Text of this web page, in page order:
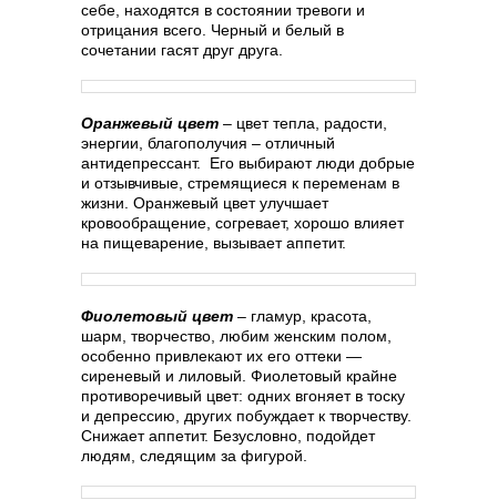
себе, находятся в состоянии тревоги и
отрицания всего. Черный и белый в
сочетании гасят друг друга.
Оранжевый цвет – цвет тепла, радости,
энергии, благополучия – отличный
антидепрессант. Его выбирают люди добрые
и отзывчивые, стремящиеся к переменам в
жизни. Оранжевый цвет улучшает
кровообращение, согревает, хорошо влияет
на пищеварение, вызывает аппетит.
Фиолетовый цвет – гламур, красота,
шарм, творчество, любим женским полом,
особенно привлекают их его оттеки —
сиреневый и лиловый. Фиолетовый крайне
противоречивый цвет: одних вгоняет в тоску
и депрессию, других побуждает к творчеству.
Снижает аппетит. Безусловно, подойдет
людям, следящим за фигурой.